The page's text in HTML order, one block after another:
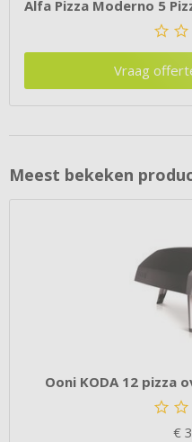
Vraag
Meest bekeken
Ooni KODA 12 pizza
€